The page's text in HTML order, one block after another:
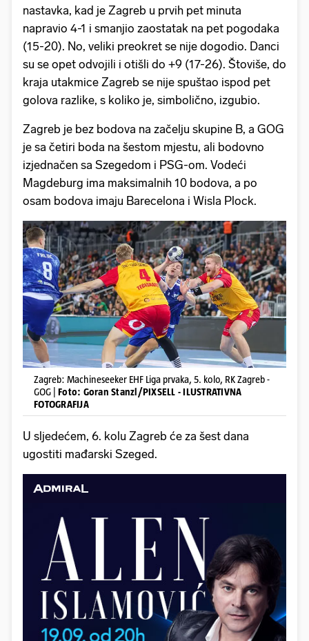
nastavka, kad je Zagreb u prvih pet minuta
napravio 4-1 i smanjio zaostatak na pet pogodaka
(15-20). No, veliki preokret se nije dogodio. Danci
su se opet odvojili i otišli do +9 (17-26). Štoviše, do
kraja utakmice Zagreb se nije spuštao ispod pet
golova razlike, s koliko je, simbolično, izgubio.
Zagreb je bez bodova na začelju skupine B, a GOG
je sa četiri boda na šestom mjestu, ali bodovno
izjednačen sa Szegedom i PSG-om. Vodeći
Magdeburg ima maksimalnih 10 bodova, a po
osam bodova imaju Barecelona i Wisla Plock.
Zagreb: Machineseeker EHF Liga prvaka, 5. kolo, RK Zagreb -
GOG | Foto: Goran Stanzl/PIXSELL - ILUSTRATIVNA
FOTOGRAFIJA
U sljedećem, 6. kolu Zagreb će za šest dana
ugostiti mađarski Szeged.